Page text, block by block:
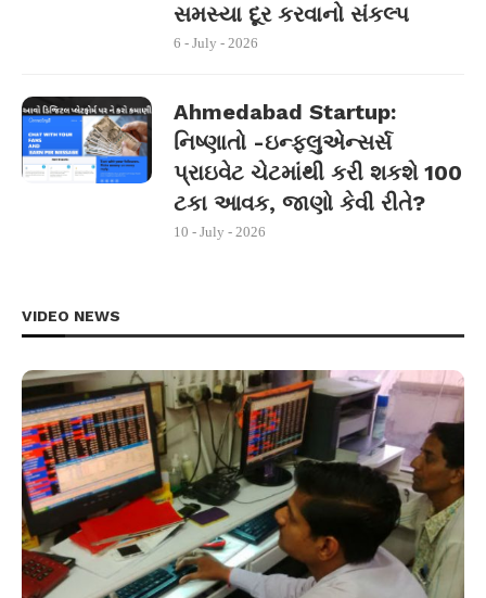
સમસ્યા દૂર કરવાનો સંકલ્પ
6 - July - 2026
Ahmedabad Startup:
નિષ્ણાતો -ઇન્ફ્લુએન્સર્સ
પ્રાઇવેટ ચેટમાંથી કરી શકશે 100
ટકા આવક, જાણો કેવી રીતે?
10 - July - 2026
VIDEO NEWS